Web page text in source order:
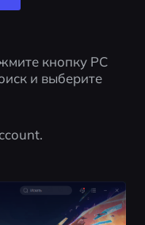
кнопку PC
и выберите